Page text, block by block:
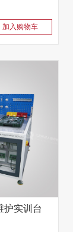
加入购物车
护实训台